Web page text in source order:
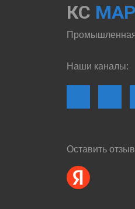
КС
Наши каналы:
Оставить